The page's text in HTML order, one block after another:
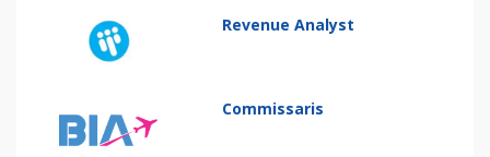
Revenue Analyst
Commissaris